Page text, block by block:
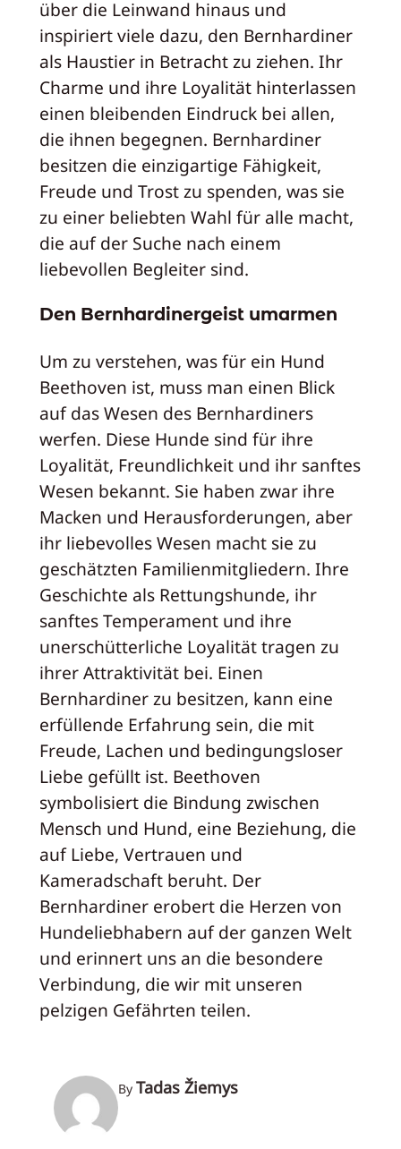
über die Leinwand hinaus und
inspiriert viele dazu, den Bernhardiner
als Haustier in Betracht zu ziehen. Ihr
Charme und ihre Loyalität hinterlassen
einen bleibenden Eindruck bei allen,
die ihnen begegnen. Bernhardiner
besitzen die einzigartige Fähigkeit,
Freude und Trost zu spenden, was sie
zu einer beliebten Wahl für alle macht,
die auf der Suche nach einem
liebevollen Begleiter sind.
Den Bernhardinergeist umarmen
Um zu verstehen, was für ein Hund
Beethoven ist, muss man einen Blick
auf das Wesen des Bernhardiners
werfen. Diese Hunde sind für ihre
Loyalität, Freundlichkeit und ihr sanftes
Wesen bekannt. Sie haben zwar ihre
Macken und Herausforderungen, aber
ihr liebevolles Wesen macht sie zu
geschätzten Familienmitgliedern. Ihre
Geschichte als Rettungshunde, ihr
sanftes Temperament und ihre
unerschütterliche Loyalität tragen zu
ihrer Attraktivität bei. Einen
Bernhardiner zu besitzen, kann eine
erfüllende Erfahrung sein, die mit
Freude, Lachen und bedingungsloser
Liebe gefüllt ist. Beethoven
symbolisiert die Bindung zwischen
Mensch und Hund, eine Beziehung, die
auf Liebe, Vertrauen und
Kameradschaft beruht. Der
Bernhardiner erobert die Herzen von
Hundeliebhabern auf der ganzen Welt
und erinnert uns an die besondere
Verbindung, die wir mit unseren
pelzigen Gefährten teilen.
By Tadas Žiemys